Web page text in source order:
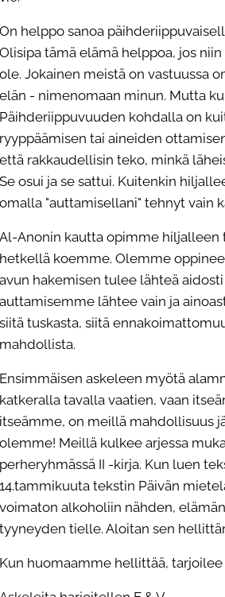
On helppo sanoa
Olisipa tämä elämä helppoa, jos
ole. Jokainen meistä on vastuussa
elän - nimenomaan minun. Mutta
Päihderiippuvuuden kohdalla on
ryyppäämisen tai aineiden
että rakkaudellisin teko, minkä
Se osui ja se sattui. Kuitenkin
omalla "auttamisellani" tehnyt vain
Al-Anonin kautta opimme hiljalleen
hetkellä koemme. Olemme
avun hakemisen tulee lähteä
auttamisemme lähtee vain ja
siitä tuskasta, siitä
mahdollista.
Ensimmäisen askeleen myötä
katkeralla tavalla vaatien, vaan
itseämme, on meillä mahdollisuus
olemme! Meillä kulkee arjessa
perheryhmässä II -kirja. Kun luen
14.tammikuuta tekstin Päivän
voimaton alkoholiin nähden,
tyyneyden tielle. Aloitan sen
Kun huomaamme hellittää,